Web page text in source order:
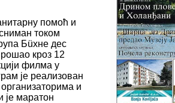
помоћ и
сниман током
Бüхне дес
кроз 12
филма у
је реализован
и
је маратон